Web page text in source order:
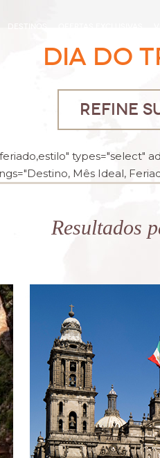
DIA DO
REFINE
types="select"
Mês Ideal,
Resultados